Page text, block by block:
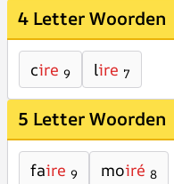
4 Letter Woorden
cire 9 lire 7
5 Letter Woorden
faire 9 moiré 8